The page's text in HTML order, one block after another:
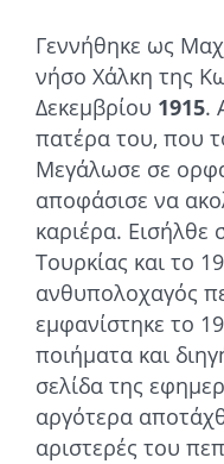
Γεννήθηκε ως
νήσο Χάλκη της
Δεκεμβρίου 1915.
πατέρα του, που
Μεγάλωσε σε
αποφάσισε να
καριέρα. Εισήλθε
Τουρκίας και το
ανθυπολοχαγός
εμφανίστηκε το
ποιήματα και
σελίδα της
αργότερα
αριστερές του